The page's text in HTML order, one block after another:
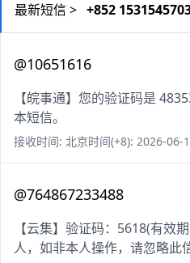
最新短信 > +852
@10651616
【皖事通】您的验证码是
本短信。
接收时间: 北京时间(+8): 2026-06-
@764867233488
【云集】验证码：5618(有效
人，如非本人操作，请忽略此